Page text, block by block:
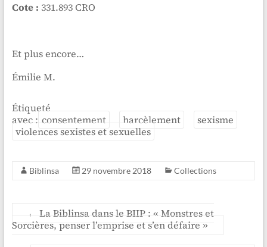
Cote : 331.893 CRO
Et plus encore…
Émilie M.
Étiqueté
avec : consentement harcèlement
sexisme
violences sexistes et sexuelles
Biblinsa 29 novembre 2018 Collections
←
La Biblinsa dans le BIIP : « Monstres et
Sorcières, penser l’emprise et s’en défaire »